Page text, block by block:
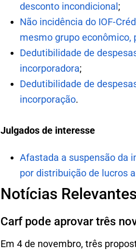
desconto incondicional;
Não incidência do IOF-
mesmo grupo econômico,
Dedutibilidade de
incorporadora;
Dedutibilidade de
incorporação.
Julgados de interesse
Afastada a suspensão da
por distribuição de lucros
Notícias Relevantes
Carf pode aprovar três
Em 4 de novembro, três